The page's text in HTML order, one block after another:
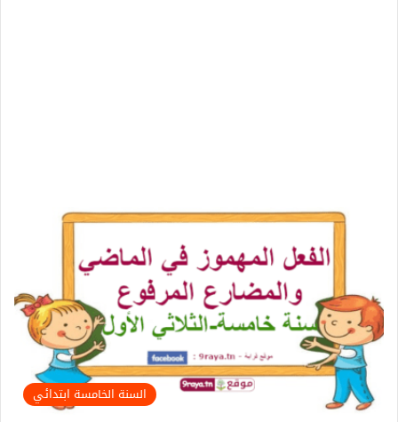
السنة الخامسة ابتدائي